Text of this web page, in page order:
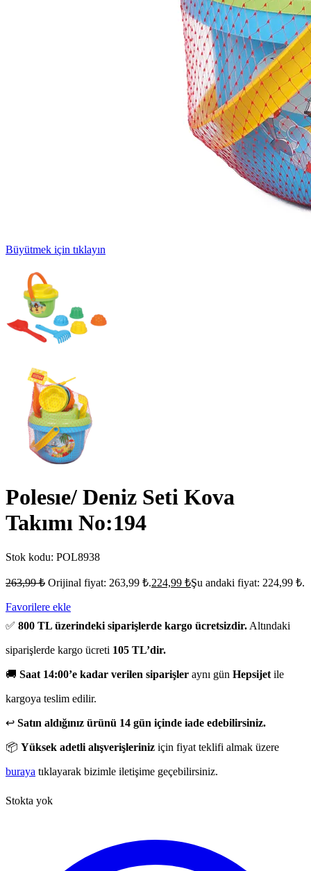
Büyütmek için tıklayın
Polesıe/ Deniz Seti Kova
Takımı No:194
Stok kodu: POL8938
263,99₺ Orijinal fiyat: 263,99 ₺.224,99 ₺Şu andaki fiyat: 224,99 ₺.
Favorilere ekle
✅ 800 TL üzerindeki siparişlerde kargo ücretsizdir. Altındaki
siparişlerde kargo ücreti 105 TL’dir.
🚚 Saat 14:00’e kadar verilen siparişler aynı gün Hepsijet ile
kargoya teslim edilir.
↩️ Satın aldığınız ürünü 14 gün içinde iade edebilirsiniz.
📦 Yüksek adetli alışverişleriniz için fiyat teklifi almak üzere
buraya tıklayarak bizimle iletişime geçebilirsiniz.
Stokta yok